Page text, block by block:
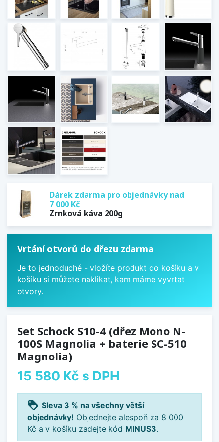
Dárek zdarma pro objednávky nad
7 000 Kč
Zrnková káva 200g
Vrtání otvorů do dřezu zdarma
Je to jednoduché - vložíte produkt do košíku a v
košíku si můžete naklikat, kam máme vyvrtat
otvory.
Set Schock S10-4 (dřez Mono N-
100S Magnolia + baterie SC-510
Magnolia)
15 580 Kč s DPH
loyalty Sleva 3 % na všechny větší
objednávky! Objednejte alespoň za 8 000
Kč a v košíku zadejte kód MINUS3.